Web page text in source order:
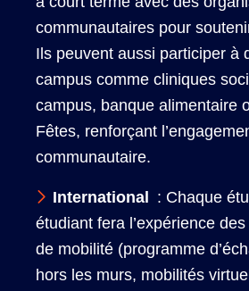
communautaires pour
Ils peuvent aussi participer à
campus comme cliniques
campus, banque alimentaire
Fêtes, renforçant
communautaire.
International
: Chaque
étudiant fera l’expérience
de mobilité (programme
hors les murs, mobilités